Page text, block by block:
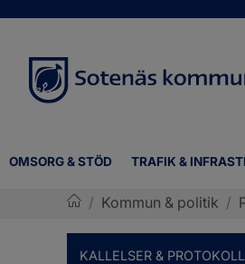
OMSORG & STÖD TRAFIK &
/ Kommun & politik /
KALLELSER & PROTOKOLL